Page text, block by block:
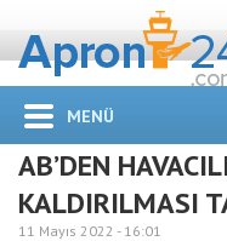
MENÜ
AB’DEN
KALDIRILMASI
11 Mayıs 2022 - 16:01